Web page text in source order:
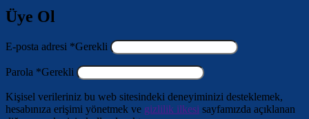
Üye Ol
E-posta adresi *Gerekli
Parola *Gerekli
Kişisel verileriniz bu web sitesindeki deneyiminizi desteklemek,
hesabınıza erişimi yönetmek ve gizlilik ilkesi sayfamızda açıklanan